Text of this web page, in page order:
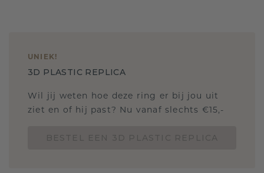
UNIEK!
3D PLASTIC REPLICA
Wil jij weten hoe deze ring er bij jou uit
ziet en of hij past? Nu vanaf slechts €15,-